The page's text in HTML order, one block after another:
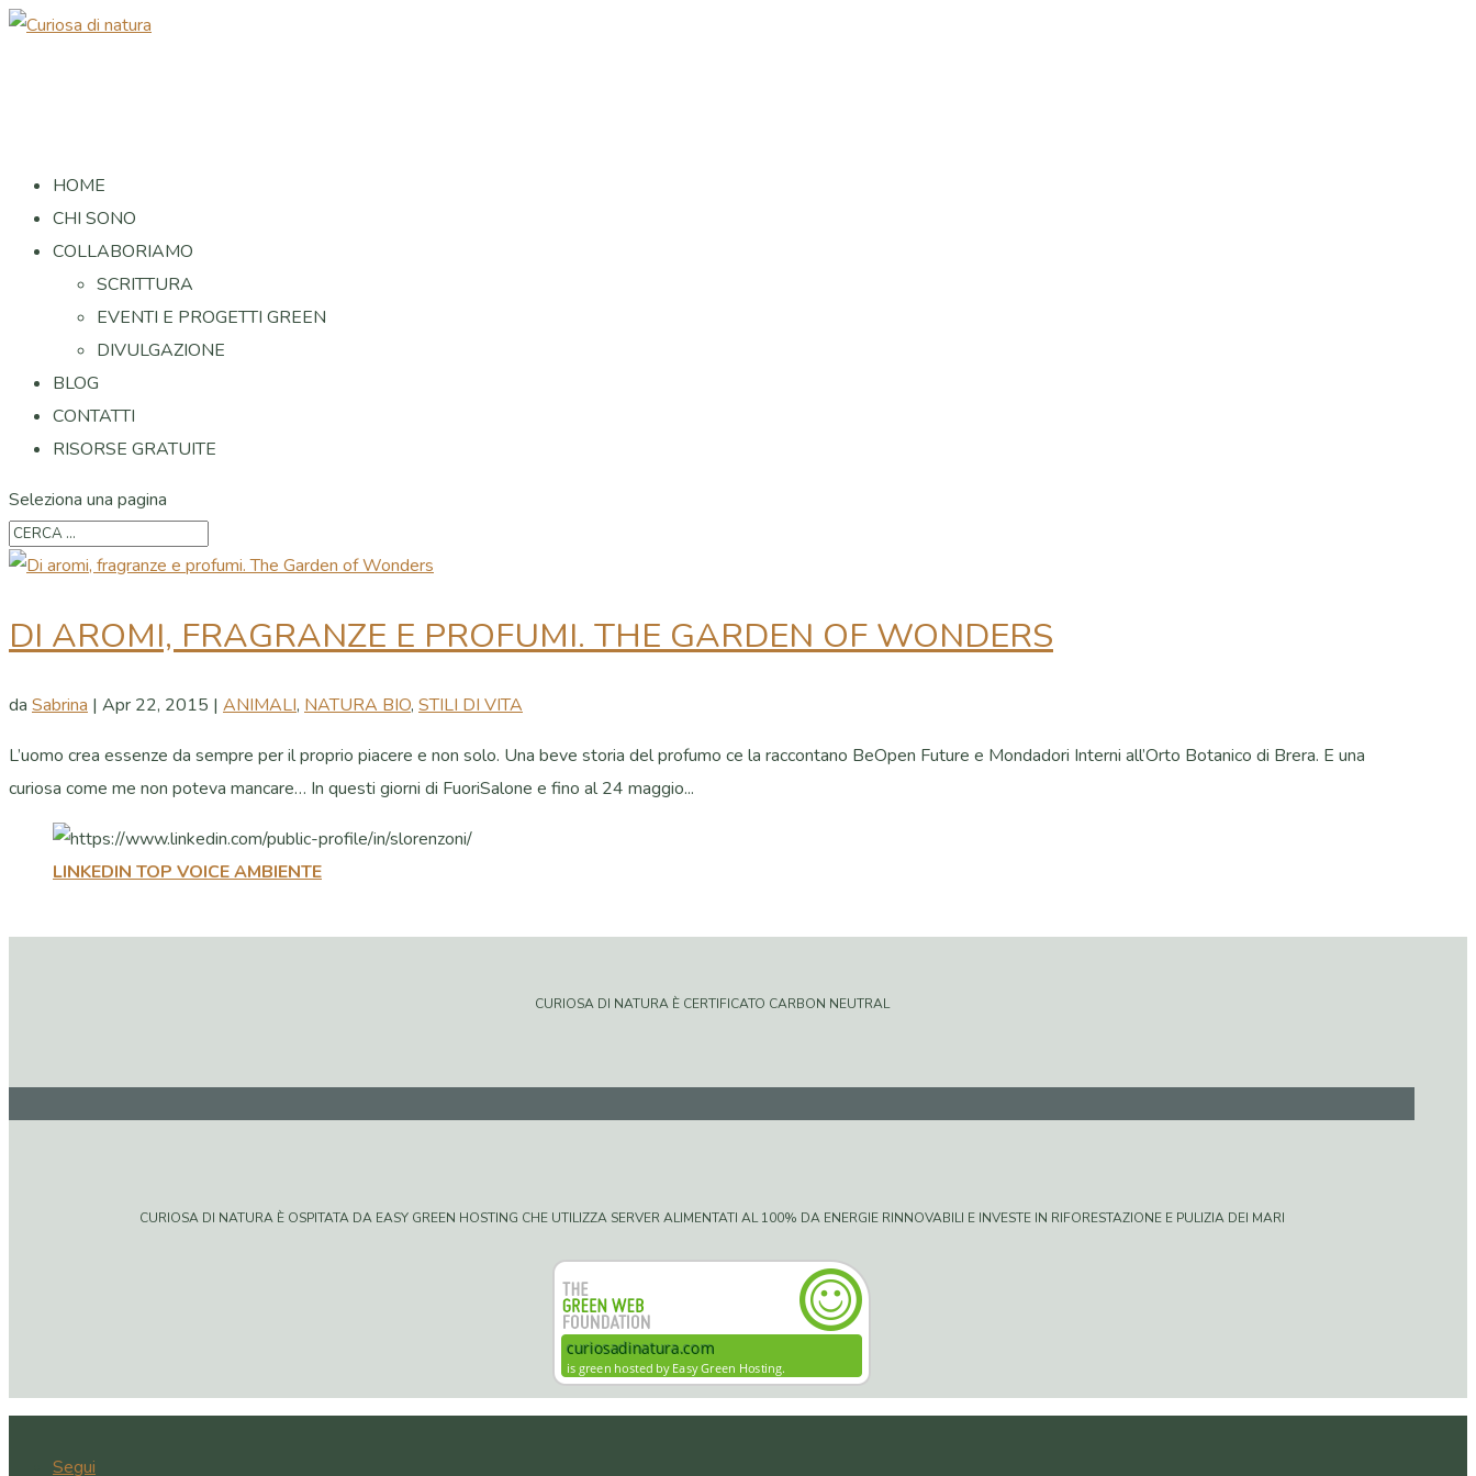
HOME
CHI SONO
COLLABORIAMO
SCRITTURA
EVENTI E PROGETTI GREEN
DIVULGAZIONE
BLOG
CONTATTI
RISORSE GRATUITE
Seleziona una pagina
DI AROMI, FRAGRANZE E PROFUMI. THE GARDEN OF WONDERS
da Sabrina | Apr 22, 2015 | ANIMALI, NATURA BIO, STILI DI VITA
L’uomo crea essenze da sempre per il proprio piacere e non solo. Una beve storia del profumo ce la raccontano BeOpen Future e Mondadori Interni all’Orto Botanico di Brera. E una
curiosa come me non poteva mancare… In questi giorni di FuoriSalone e fino al 24 maggio...
LINKEDIN TOP VOICE AMBIENTE
CURIOSA DI NATURA È CERTIFICATO CARBON NEUTRAL
CURIOSA DI NATURA È OSPITATA DA EASY GREEN HOSTING CHE UTILIZZA SERVER ALIMENTATI AL 100% DA ENERGIE RINNOVABILI E INVESTE IN RIFORESTAZIONE E PULIZIA DEI MARI
Segui